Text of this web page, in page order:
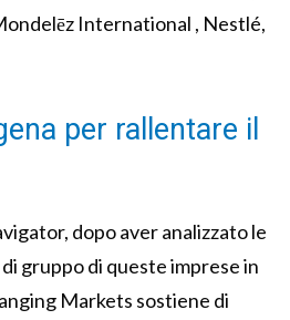
International , Nestlé,
per rallentare il
dopo aver analizzato le
gruppo di queste imprese in
Markets sostiene di